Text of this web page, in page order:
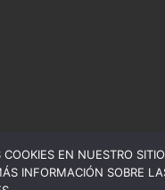
EN NUESTRO
INFORMACIÓN SOBRE